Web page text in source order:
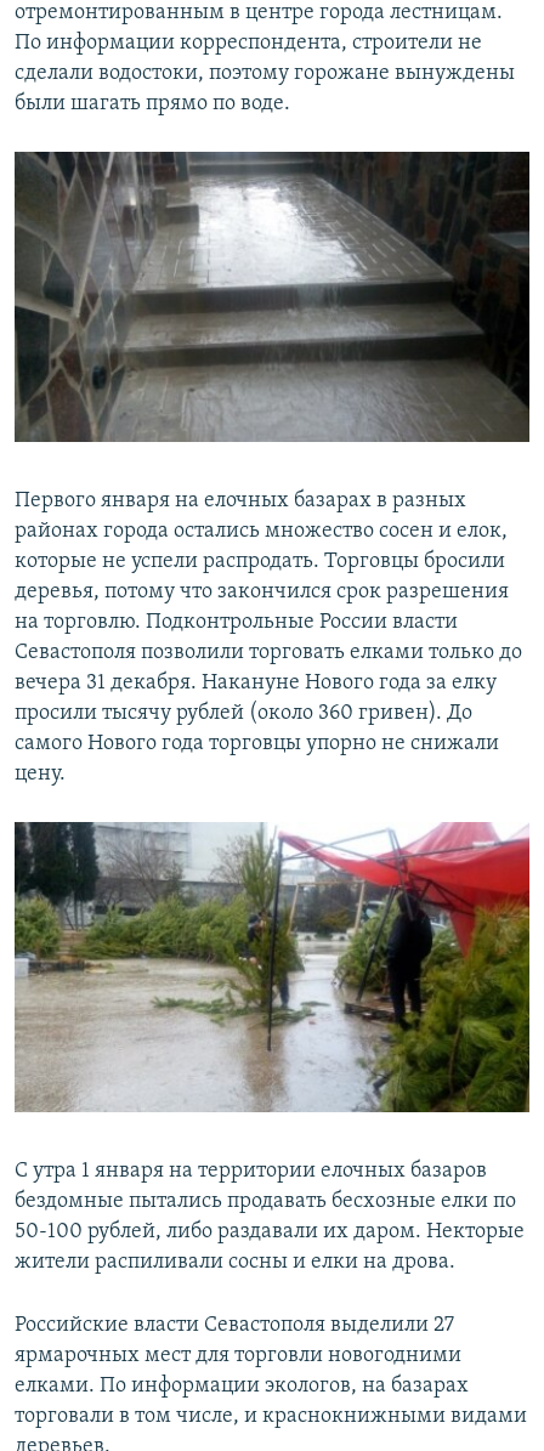
отремонтированным в центре города лестницам.
По информации корреспондента, строители не
сделали водостоки, поэтому горожане вынуждены
были шагать прямо по воде.
Первого января на елочных базарах в разных
районах города остались множество сосен и елок,
которые не успели распродать. Торговцы бросили
деревья, потому что закончился срок разрешения
на торговлю. Подконтрольные России власти
Севастополя позволили торговать елками только до
вечера 31 декабря. Накануне Нового года за елку
просили тысячу рублей (около 360 гривен). До
самого Нового года торговцы упорно не снижали
цену.
С утра 1 января на территории елочных базаров
бездомные пытались продавать бесхозные елки по
50-100 рублей, либо раздавали их даром. Некторые
жители распиливали сосны и елки на дрова.
Российские власти Севастополя выделили 27
ярмарочных мест для торговли новогодними
елками. По информации экологов, на базарах
торговали в том числе, и краснокнижными видами